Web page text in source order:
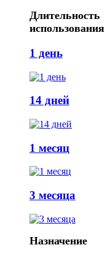
Длительность
использования
1 день
14 дней
1 месяц
3 месяца
Назначение